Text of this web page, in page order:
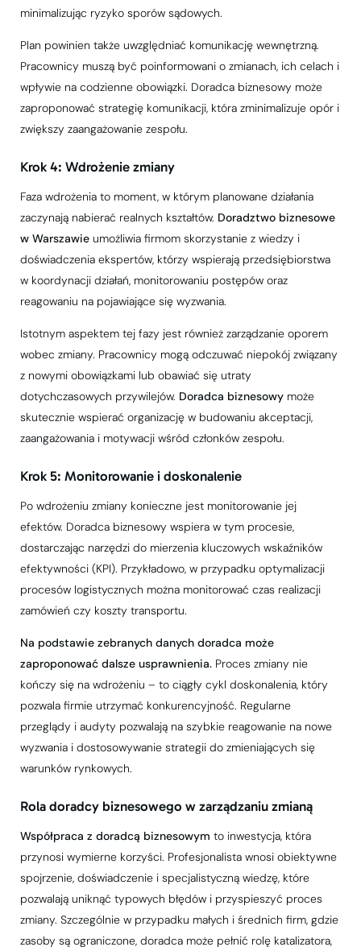
minimalizując ryzyko sporów sądowych.
Plan powinien także uwzględniać komunikację wewnętrzną.
Pracownicy muszą być poinformowani o zmianach, ich celach i
wpływie na codzienne obowiązki. Doradca biznesowy może
zaproponować strategię komunikacji, która zminimalizuje opór i
zwiększy zaangażowanie zespołu.
Krok 4: Wdrożenie zmiany
Faza wdrożenia to moment, w którym planowane działania
zaczynają nabierać realnych kształtów. Doradztwo biznesowe
w Warszawie umożliwia firmom skorzystanie z wiedzy i
doświadczenia ekspertów, którzy wspierają przedsiębiorstwa
w koordynacji działań, monitorowaniu postępów oraz
reagowaniu na pojawiające się wyzwania.
Istotnym aspektem tej fazy jest również zarządzanie oporem
wobec zmiany. Pracownicy mogą odczuwać niepokój związany
z nowymi obowiązkami lub obawiać się utraty
dotychczasowych przywilejów. Doradca biznesowy może
skutecznie wspierać organizację w budowaniu akceptacji,
zaangażowania i motywacji wśród członków zespołu.
Krok 5: Monitorowanie i doskonalenie
Po wdrożeniu zmiany konieczne jest monitorowanie jej
efektów. Doradca biznesowy wspiera w tym procesie,
dostarczając narzędzi do mierzenia kluczowych wskaźników
efektywności (KPI). Przykładowo, w przypadku optymalizacji
procesów logistycznych można monitorować czas realizacji
zamówień czy koszty transportu.
Na podstawie zebranych danych doradca może
zaproponować dalsze usprawnienia. Proces zmiany nie
kończy się na wdrożeniu – to ciągły cykl doskonalenia, który
pozwala firmie utrzymać konkurencyjność. Regularne
przeglądy i audyty pozwalają na szybkie reagowanie na nowe
wyzwania i dostosowywanie strategii do zmieniających się
warunków rynkowych.
Rola doradcy biznesowego w zarządzaniu zmianą
Współpraca z doradcą biznesowym to inwestycja, która
przynosi wymierne korzyści. Profesjonalista wnosi obiektywne
spojrzenie, doświadczenie i specjalistyczną wiedzę, które
pozwalają uniknąć typowych błędów i przyspieszyć proces
zmiany. Szczególnie w przypadku małych i średnich firm, gdzie
zasoby są ograniczone, doradca może pełnić rolę katalizatora,